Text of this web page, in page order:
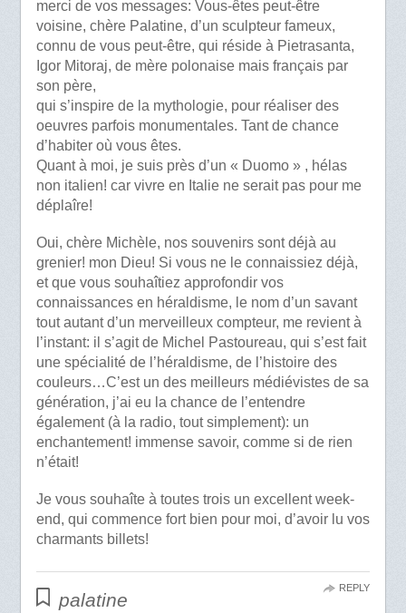
merci de vos messages: Vous-êtes peut-être
voisine, chère Palatine, d’un sculpteur fameux,
connu de vous peut-être, qui réside à Pietrasanta,
Igor Mitoraj, de mère polonaise mais français par
son père,
qui s’inspire de la mythologie, pour réaliser des
oeuvres parfois monumentales. Tant de chance
d’habiter où vous êtes.
Quant à moi, je suis près d’un « Duomo » , hélas
non italien! car vivre en Italie ne serait pas pour me
déplaîre!
Oui, chère Michèle, nos souvenirs sont déjà au
grenier! mon Dieu! Si vous ne le connaissiez déjà,
et que vous souhaîtiez approfondir vos
connaissances en héraldisme, le nom d’un savant
tout autant d’un merveilleux compteur, me revient à
l’instant: il s’agit de Michel Pastoureau, qui s’est fait
une spécialité de l’héraldisme, de l’histoire des
couleurs…C’est un des meilleurs médiévistes de sa
génération, j’ai eu la chance de l’entendre
également (à la radio, tout simplement): un
enchantement! immense savoir, comme si de rien
n’était!
Je vous souhaîte à toutes trois un excellent week-
end, qui commence fort bien pour moi, d’avoir lu vos
charmants billets!
palatine
REPLY